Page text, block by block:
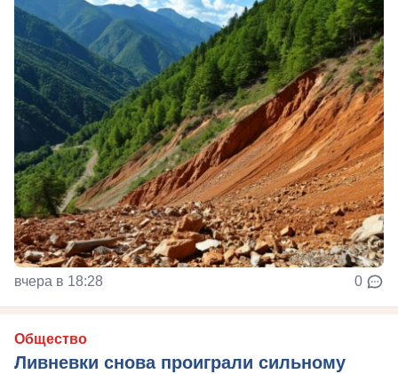
вчера в 18:28 0
Общество
Ливневки снова проиграли сильному